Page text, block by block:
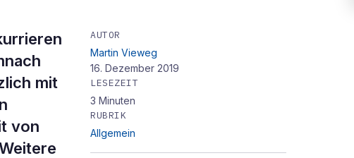
mit
von
AUTOR
Martin Vieweg
16. Dezember 2019
LESEZEIT
3 Minuten
RUBRIK
Allgemein